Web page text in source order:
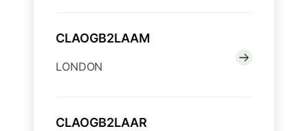
CLAOGB2LAAM
LONDON
CLAOGB2LAAR